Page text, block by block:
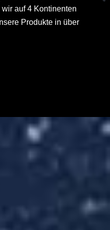
auf 4 Kontinenten
Produkte in über